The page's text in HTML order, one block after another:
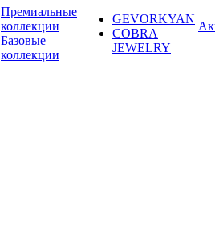
Премиальные
коллекции
Базовые
коллекции
GEVORKYAN
COBRA
JEWELRY